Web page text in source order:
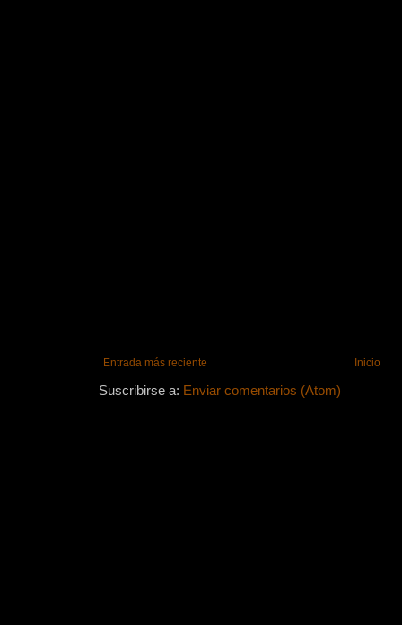
Entrada más reciente Inicio
Suscribirse a: Enviar comentarios (Atom)